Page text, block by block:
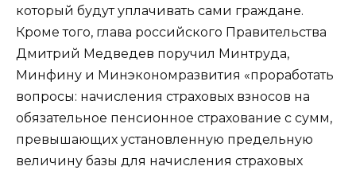
который будут уплачивать сами граждане.
Кроме того, глава российского Правительства
Дмитрий Медведев поручил Минтруда,
Минфину и Минэкономразвития «проработать
вопросы: начисления страховых взносов на
обязательное пенсионное страхование с сумм,
превышающих установленную предельную
величину базы для начисления страховых